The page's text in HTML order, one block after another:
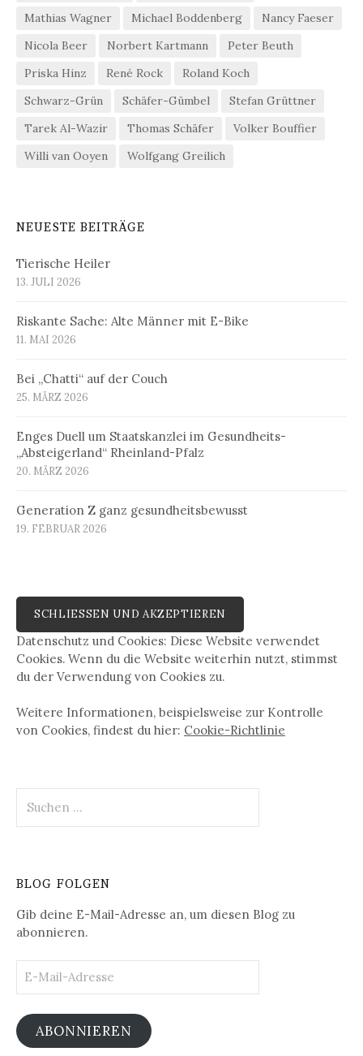
Mathias Wagner
Michael Boddenberg
Nancy Faeser
Nicola Beer
Norbert Kartmann
Peter Beuth
Priska Hinz
René Rock
Roland Koch
Schwarz-Grün
Schäfer-Gümbel
Stefan Grüttner
Tarek Al-Wazir
Thomas Schäfer
Volker Bouffier
Willi van Ooyen
Wolfgang Greilich
NEUESTE BEITRÄGE
Tierische Heiler
13. JULI 2026
Riskante Sache: Alte Männer mit E-Bike
11. MAI 2026
Bei „Chatti“ auf der Couch
25. MÄRZ 2026
Enges Duell um Staatskanzlei im Gesundheits-
„Absteigerland“ Rheinland-Pfalz
20. MÄRZ 2026
Generation Z ganz gesundheitsbewusst
19. FEBRUAR 2026
Datenschutz und Cookies: Diese Website verwendet
Cookies. Wenn du die Website weiterhin nutzt, stimmst
du der Verwendung von Cookies zu.
Weitere Informationen, beispielsweise zur Kontrolle
von Cookies, findest du hier: Cookie-Richtlinie
nach:
BLOG FOLGEN
Gib deine E-Mail-Adresse an, um diesen Blog zu
abonnieren.
Mail-
ABONNIEREN